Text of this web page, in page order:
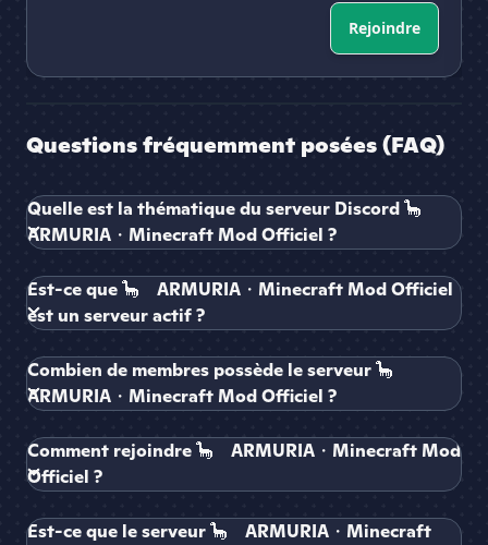
Rejoindre
Questions fréquemment posées (FAQ)
Quelle est la thématique du serveur Discord 🦕ゝ
ARMURIA・Minecraft Mod Officiel ?
Est-ce que 🦕ゝARMURIA・Minecraft Mod Officiel
est un serveur actif ?
Combien de membres possède le serveur 🦕ゝ
ARMURIA・Minecraft Mod Officiel ?
Comment rejoindre 🦕ゝARMURIA・Minecraft Mod
Officiel ?
Est-ce que le serveur 🦕ゝARMURIA・Minecraft